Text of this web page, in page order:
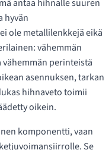
antaa hihnalle suuren
hyvän
ole metallilenkkejä eikä
vähemmän
vähemmän perinteistä
asennuksen, tarkan
hihnaveto toimii
oikein.
komponentti, vaan
Se